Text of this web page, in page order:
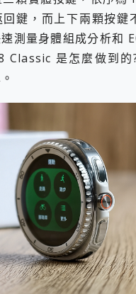
鍵，而上下兩顆按鍵
測量身體組成分析和
Classic 是怎麼做到的